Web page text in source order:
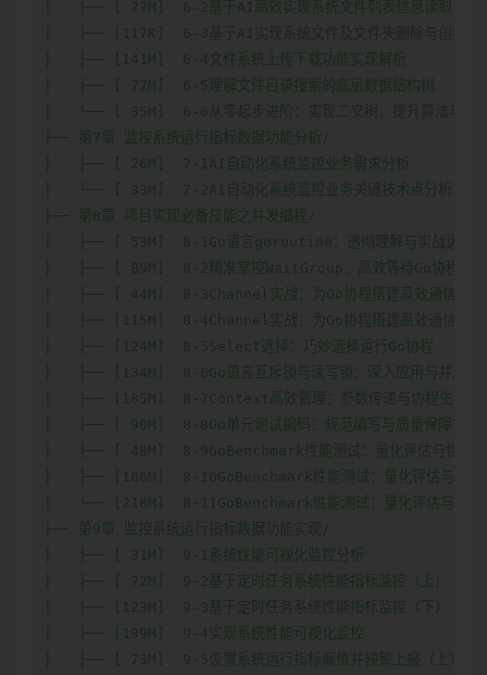
│   ├── [ 77M]  6-2基于AI高效实现系统文件列表信息读取
│   ├── [117K]  6-3基于AI实现系统文件及文件夹删除与创建
│   ├── [141M]  6-4文件系统上传下载功能实现解析
│   ├── [ 77M]  6-5理解文件目录搜索的底层数据结构树
│   └── [ 35M]  6-6从零起步进阶：实现二叉树，提升算法与数
├── 第7章 监控系统运行指标数据功能分析/
│   ├── [ 26M]  7-1AI自动化系统监控业务需求分析
│   └── [ 33M]  7-2AI自动化系统监控业务关键技术点分析
├── 第8章 项目实现必备技能之并发编程/
│   ├── [ 53M]  8-1Go语言goroutine：透彻理解与实战运用
│   ├── [ 89M]  8-2精准掌控WaitGroup：高效等待Go协程完成
│   ├── [ 44M]  8-3Channel实战：为Go协程搭建高效通信桥梁
│   ├── [115M]  8-4Channel实战：为Go协程搭建高效通信桥梁
│   ├── [124M]  8-5Select选择：巧妙选择运行Go协程
│   ├── [134M]  8-6Go语言互斥锁与读写锁：深入应用与并发安
│   ├── [185M]  8-7Context高效管理：参数传递与协程生命周
│   ├── [ 90M]  8-8Go单元测试编码：规范编写与质量保障实践
│   ├── [ 48M]  8-9GoBenchmark性能测试：量化评估与性能优
│   ├── [106M]  8-10GoBenchmark性能测试：量化评估与性能
│   └── [218M]  8-11GoBenchmark性能测试：量化评估与性能
├── 第9章 监控系统运行指标数据功能实现/
│   ├── [ 31M]  9-1系统性能可视化监控分析
│   ├── [ 72M]  9-2基于定时任务系统性能指标监控（上）
│   ├── [123M]  9-3基于定时任务系统性能指标监控（下）
│   ├── [199M]  9-4实现系统性能可视化监控
│   ├── [ 73M]  9-5设置系统运行指标阚值并预警上报（上）